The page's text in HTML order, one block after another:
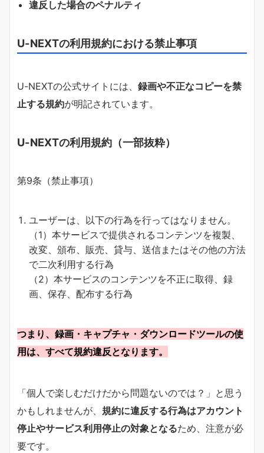
違反した場合のペナルティ
U-NEXTの利用規約における禁止事項
U-NEXTの公式サイトには、 録画や不正なコピーを禁
止する規約が明記されています。
U-NEXTの利用規約（一部抜粋）
第9条（禁止事項）
ユーザーは、以下の行為を行ってはなりません。
（1）本サービスで提供されるコンテンツを複製、
改変、頒布、販売、貸与、送信またはその他の方法
で二次利用する行為
（2）本サービスのコンテンツを不正に取得、録
画、保存、配布する行為
つまり、録画・キャプチャ・ダウンロードツールの使
用は、すべて規約違反となります。
「個人で楽しむだけだから問題ないのでは？」と思う
かもしれませんが、 規約に違反する行為はアカウント
停止やサービス利用停止の対象となるため、注意が必
要です。